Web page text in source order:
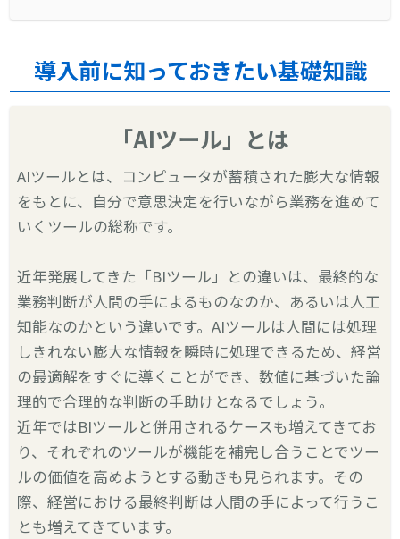
導入前に知っておきたい基礎知識
「AIツール」とは
AIツールとは、コンピュータが蓄積された膨大な情報
をもとに、自分で意思決定を行いながら業務を進めて
いくツールの総称です。
近年発展してきた「BIツール」との違いは、最終的な
業務判断が人間の手によるものなのか、あるいは人工
知能なのかという違いです。AIツールは人間には処理
しきれない膨大な情報を瞬時に処理できるため、経営
の最適解をすぐに導くことができ、数値に基づいた論
理的で合理的な判断の手助けとなるでしょう。
近年ではBIツールと併用されるケースも増えてきてお
り、それぞれのツールが機能を補完し合うことでツー
ルの価値を高めようとする動きも見られます。その
際、経営における最終判断は人間の手によって行うこ
とも増えてきています。